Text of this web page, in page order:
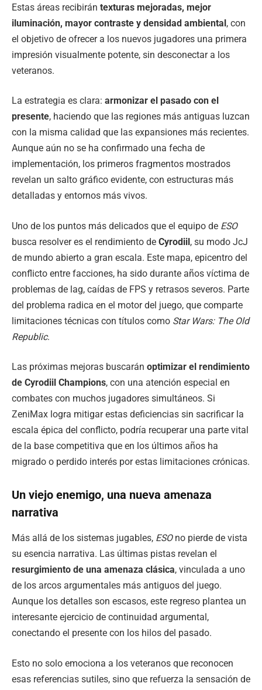
Estas áreas recibirán texturas mejoradas, mejor
iluminación, mayor contraste y densidad ambiental, con
el objetivo de ofrecer a los nuevos jugadores una primera
impresión visualmente potente, sin desconectar a los
veteranos.
La estrategia es clara: armonizar el pasado con el
presente, haciendo que las regiones más antiguas luzcan
con la misma calidad que las expansiones más recientes.
Aunque aún no se ha confirmado una fecha de
implementación, los primeros fragmentos mostrados
revelan un salto gráfico evidente, con estructuras más
detalladas y entornos más vivos.
Uno de los puntos más delicados que el equipo de ESO
busca resolver es el rendimiento de Cyrodiil, su modo JcJ
de mundo abierto a gran escala. Este mapa, epicentro del
conflicto entre facciones, ha sido durante años víctima de
problemas de lag, caídas de FPS y retrasos severos. Parte
del problema radica en el motor del juego, que comparte
limitaciones técnicas con títulos como Star Wars: The Old
Republic.
Las próximas mejoras buscarán optimizar el rendimiento
de Cyrodiil Champions, con una atención especial en
combates con muchos jugadores simultáneos. Si
ZeniMax logra mitigar estas deficiencias sin sacrificar la
escala épica del conflicto, podría recuperar una parte vital
de la base competitiva que en los últimos años ha
migrado o perdido interés por estas limitaciones crónicas.
Un viejo enemigo, una nueva amenaza
narrativa
Más allá de los sistemas jugables, ESOno pierde de vista
su esencia narrativa. Las últimas pistas revelan el
resurgimiento de una amenaza clásica, vinculada a uno
de los arcos argumentales más antiguos del juego.
Aunque los detalles son escasos, este regreso plantea un
interesante ejercicio de continuidad argumental,
conectando el presente con los hilos del pasado.
Esto no solo emociona a los veteranos que reconocen
esas referencias sutiles, sino que refuerza la sensación de